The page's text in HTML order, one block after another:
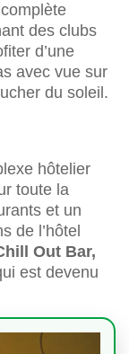
des clubs
d’une
avec vue sur
du soleil.
hôtelier
toute la
et un
de l’hôtel
Out Bar,
est devenu